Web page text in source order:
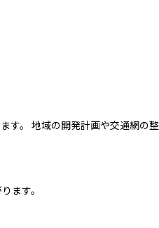
。 地域の開発計画や交通網の
ます。